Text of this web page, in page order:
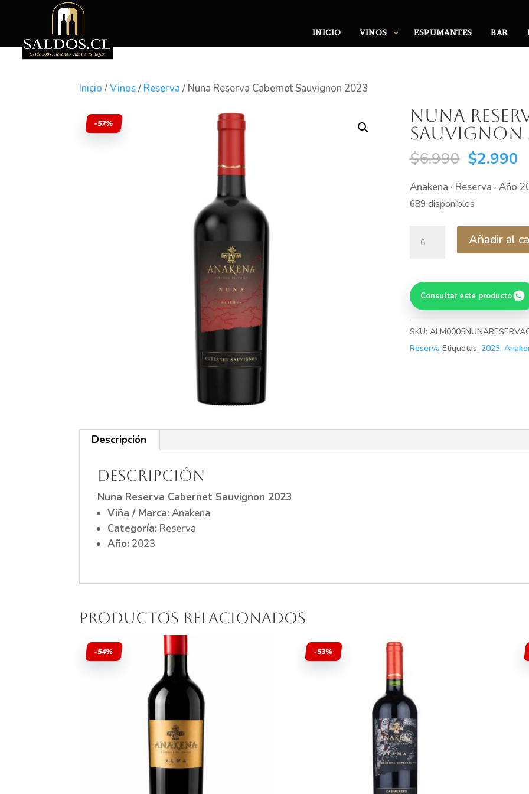
INICIO VINOS ESPUMANTES BAR
Inicio /Vinos/ Reserva / Nuna Reserva Cabernet Sauvignon 2023
-57%
Nuna
Sauvignon
$6.990 El
original
era:
$6.990.
$2.990
Anakena · Reserva · Año
689 disponibles
Sauvignon
2023
cantidad
Añadir al
Consultar este producto
SKU:
Reserva Etiquetas: 2023,
Descripción
Descripción
Nuna Reserva Cabernet Sauvignon 2023
Viña / Marca: Anakena
Categoría: Reserva
Año: 2023
Productos relacionados
-54% -53%